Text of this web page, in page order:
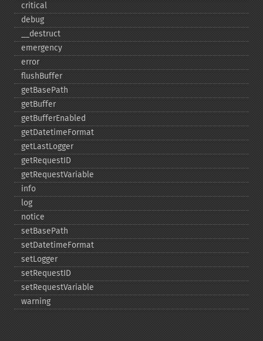
critical
debug
_​_​destruct
emergency
error
flushBuffer
getBasePath
getBuffer
getBufferEnabled
getDatetimeFormat
getLastLogger
getRequestID
getRequestVariable
info
log
notice
setBasePath
setDatetimeFormat
setLogger
setRequestID
setRequestVariable
warning